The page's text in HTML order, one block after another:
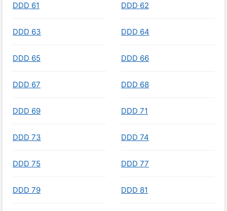
DDD 61 DDD 62
DDD 63 DDD 64
DDD 65 DDD 66
DDD 67 DDD 68
DDD 69 DDD 71
DDD 73 DDD 74
DDD 75 DDD 77
DDD 79 DDD 81